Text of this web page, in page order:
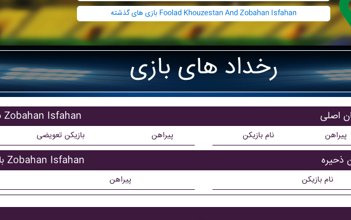
بازی های گذشته Foolad Khouzestan And Zobahan Isfahan
رخداد های بازی
بازیکنان اصلی Zobahan Isfahan
بازیکن تعویضی پیراهن
بازیکن تعویضی Zobahan Isfahan
پیراهن
نام بازیکن پیراهن
نام بازیکن